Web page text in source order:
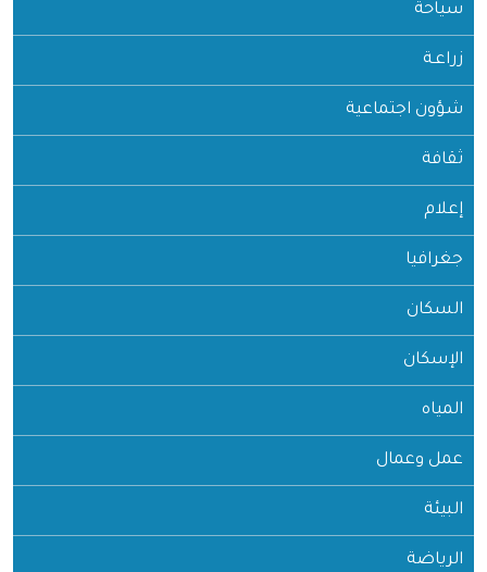
سياحة
زراعـة
شؤون اجتماعية
ثقافة
إعلام
جغرافيا
السكان
الإسكان
المياه
عمل وعمال
البيئة
الرياضة